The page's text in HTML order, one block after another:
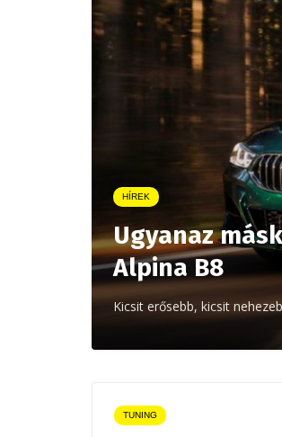
HÍREK
Ugyanaz
Alpina B8
Kicsit erősebb, kicsit
TUNING